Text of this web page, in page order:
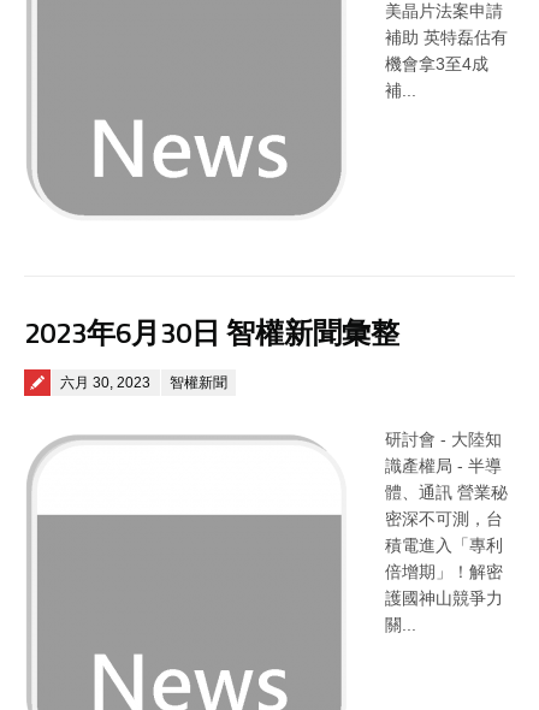
美晶片法案申請
補助 英特磊估有
機會拿3至4成
補...
2023年6月30日 智權新聞彙整
Posted on
六月 30, 2023 智權新聞
研討會 - 大陸知
識產權局 - 半導
體、通訊 營業秘
密深不可測，台
積電進入「專利
倍增期」！解密
護國神山競爭力
關...